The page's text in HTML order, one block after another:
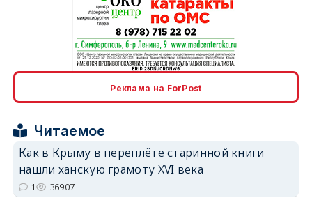
erid: 2SDnjcrDNw6
Реклама на ForPost
Читаемое
Как в Крыму в переплёте старинной книги
нашли ханскую грамоту XVI века
1 36907